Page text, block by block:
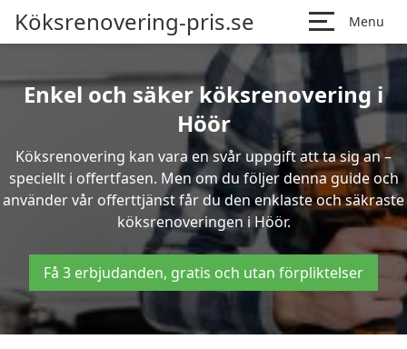
Köksrenovering-pris.se Menu
Enkel och säker köksrenovering i
Höör
Köksrenovering kan vara en svår uppgift att ta sig an –
speciellt i offertfasen. Men om du följer denna guide och
använder vår offerttjänst får du den enklaste och säkraste
köksrenoveringen i Höör.
Få 3 erbjudanden, gratis och utan förpliktelser